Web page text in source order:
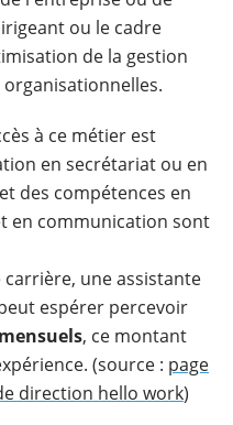
ou le cadre
de la gestion
à ce métier est
en secrétariat ou en
des compétences en
en communication sont
carrière, une assistante
espérer percevoir
, ce montant
(source : page
direction hello work)